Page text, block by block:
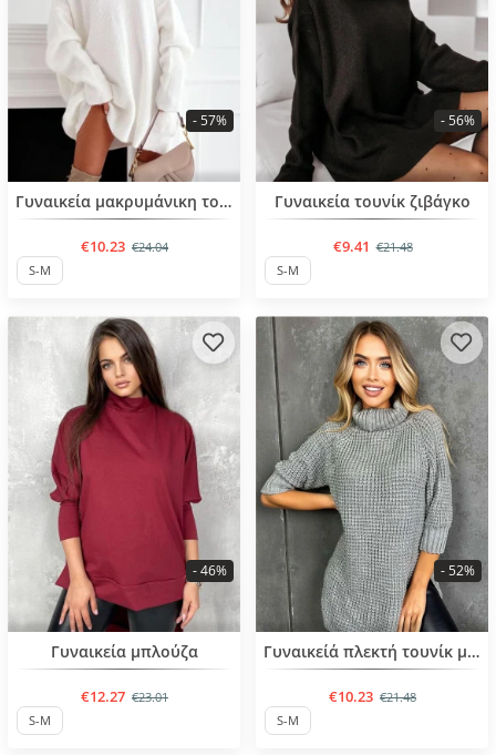
BESTSELLERΓυναικεία μακρυμάνικη τουνίκ
€10.23 €24.04
- 57%
S-M
BESTSELLER
Γυναικεία τουνίκ ζιβάγκο
€9.41 €21.48
- 56%
S-M
BESTSELLER
Γυναικεία μπλούζα
€12.27 €23.01
- 46%
S-M
BESTSELLERΓυναικείά πλεκτή τουνίκ με ζιβάγκο
€10.23 €21.48
- 52%
S-M